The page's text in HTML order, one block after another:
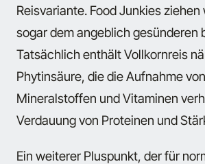
Reisvariante. Food Junkies ziehen
sogar dem angeblich gesünderen
Tatsächlich enthält Vollkornreis
Phytinsäure, die die Aufnahme
Mineralstoffen und Vitaminen
Verdauung von Proteinen und
Ein weiterer Pluspunkt, der für